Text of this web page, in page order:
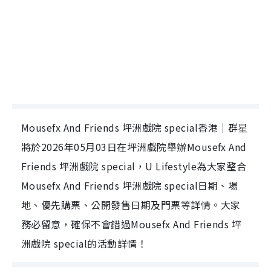
Mousefx And Friends 坪洲戲院 special香港｜群星
將於2026年05月03日在坪洲戲院舉辦Mousefx And
Friends 坪洲戲院 special，U Lifestyle為大家整合
Mousefx And Friends 坪洲戲院 special日期、場
地、優先購票、公開發售日期及門票等詳情。大家
務必留意，確保不會錯過Mousefx And Friends 坪
洲戲院 special的活動詳情！